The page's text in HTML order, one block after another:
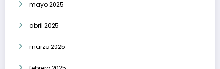
mayo 2025
abril 2025
marzo 2025